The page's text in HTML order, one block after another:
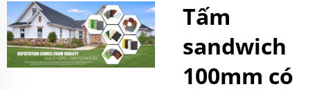
Tấm
sandwich
100mm có